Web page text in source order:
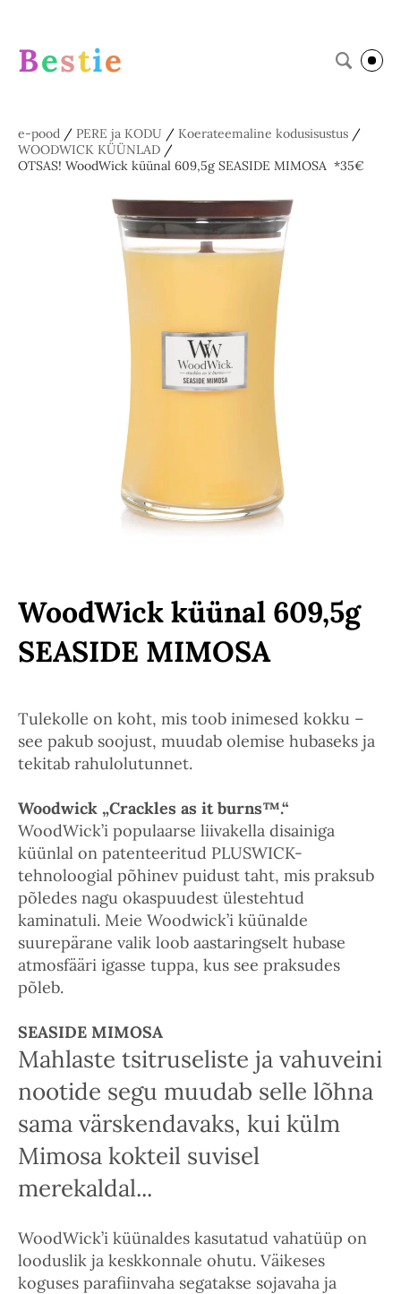
Bestie
e-pood / PERE ja KODU / Koerateemaline kodusisustus /
WOODWICK KÜÜNLAD /
OTSAS! WoodWick küünal 609,5g SEASIDE MIMOSA *35€
WoodWick küünal 609,5g
SEASIDE MIMOSA
Tulekolle on koht, mis toob inimesed kokku –
see pakub soojust, muudab olemise hubaseks ja
tekitab rahulolutunnet.
Woodwick „Crackles as it burns™.“
WoodWick’i populaarse liivakella disainiga
küünlal on patenteeritud PLUSWICK-
tehnoloogial põhinev puidust taht, mis praksub
põledes nagu okaspuudest ülestehtud
kaminatuli. Meie Woodwick’i küünalde
suurepärane valik loob aastaringselt hubase
atmosfääri igasse tuppa, kus see praksudes
põleb.
SEASIDE MIMOSA
Mahlaste tsitruseliste ja vahuveini
nootide segu muudab selle lõhna
sama värskendavaks, kui külm
Mimosa kokteil suvisel
merekaldal...
WoodWick’i küünaldes kasutatud vahatüüp on
looduslik ja keskkonnale ohutu. Väikeses
koguses parafiinvaha segatakse sojavaha ja